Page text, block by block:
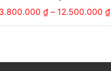
3.800.000 ₫– 12.500.000 ₫